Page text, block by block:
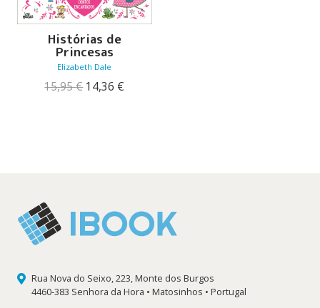
Histórias de
Princesas
Elizabeth Dale
15,95€ O
14,36 €
Rua Nova do Seixo, 223, Monte dos Burgos
4460-383 Senhora da Hora • Matosinhos • Portugal